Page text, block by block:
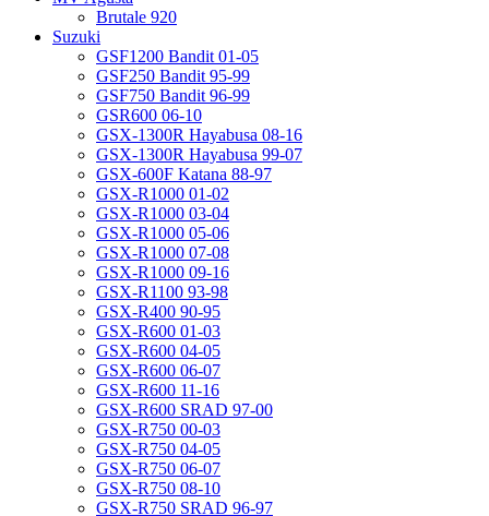
Brutale 920
Suzuki
GSF1200 Bandit 01-05
GSF250 Bandit 95-99
GSF750 Bandit 96-99
GSR600 06-10
GSX-1300R Hayabusa 08-16
GSX-1300R Hayabusa 99-07
GSX-600F Katana 88-97
GSX-R1000 01-02
GSX-R1000 03-04
GSX-R1000 05-06
GSX-R1000 07-08
GSX-R1000 09-16
GSX-R1100 93-98
GSX-R400 90-95
GSX-R600 01-03
GSX-R600 04-05
GSX-R600 06-07
GSX-R600 11-16
GSX-R600 SRAD 97-00
GSX-R750 00-03
GSX-R750 04-05
GSX-R750 06-07
GSX-R750 08-10
GSX-R750 SRAD 96-97